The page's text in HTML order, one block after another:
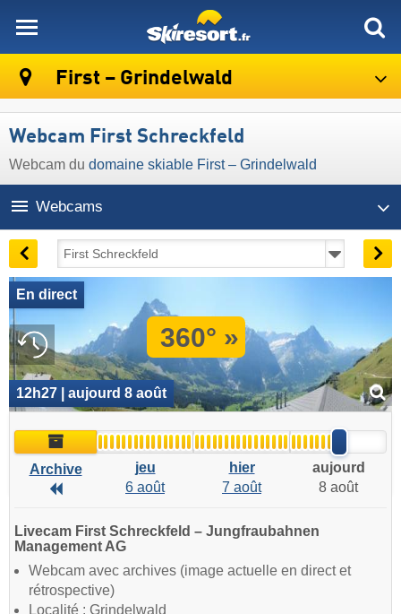
First – Grindelwald
Webcam First Schreckfeld
Webcam du domaine skiable First – Grindelwald
Webcams
360° »
En direct
12h27 | aujourd 8 août
Archive
Archive
Archive
jeu
6 août
hier
7 août
aujourd
8 août
Livecam First Schreckfeld – Jungfraubahnen
Management AG
Webcam avec archives (image actuelle en direct et
rétrospective)
Localité : Grindelwald